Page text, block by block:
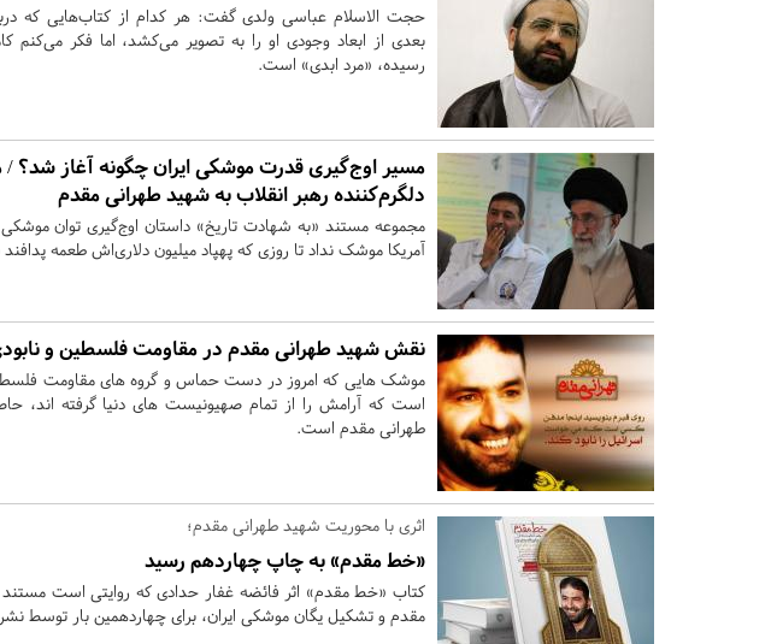
حجت الاسلام عباسی ولدی گفت: هر کدام از کتاب‌هایی که
بعدی از ابعاد وجودی او را به تصویر می‌کشد، اما فکر می‌کنم
رسیده، «مرد ابدی» است.
مسیر اوج‌گیری قدرت موشکی ایران چگونه آغاز شد؟ /
دلگرم‌کننده رهبر انقلاب به شهید طهرانی مقدم
مجموعه مستند «به شهادت تاریخ» داستان اوج‌گیری توان موشکی
آمریکا موشک نداد تا روزی که پهپاد میلیون‌ دلاری‌اش طعمه
نقش شهید طهرانی مقدم در مقاومت فلسطین و
است که آرامش را از تمام صهیونیست های دنیا گرفته
طهرانی مقدم است.
اثری با محوریت شهید طهرانی مقدم؛
«خط مقدم» به چاپ چهاردهم رسید
کتاب «خط مقدم» اثر فائضه غفار حدادی که روایتی است
مقدم و تشکیل یگان موشکی ایران، برای چهاردهمین بار توسط